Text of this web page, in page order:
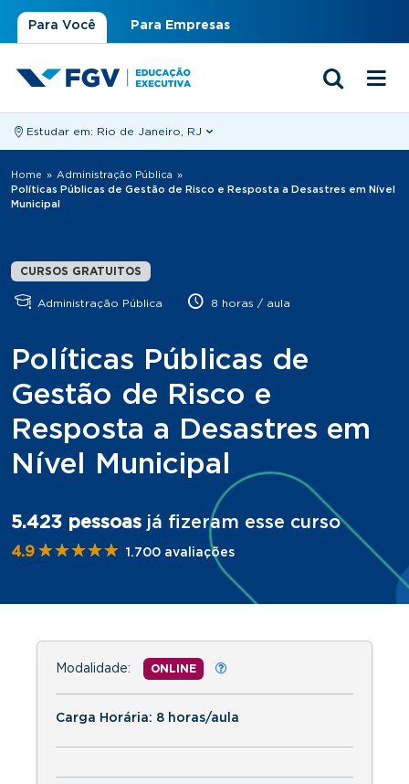
Para Você Para Empresas
Estudar em: Rio de Janeiro, RJ
Você está aqui
Home » Administração Pública
»
Políticas Públicas de Gestão de Risco e Resposta a Desastres em Nível
Municipal
CURSOS GRATUITOS
Administração Pública 8 horas / aula
Políticas Públicas de
Gestão de Risco e
Resposta a Desastres em
Nível Municipal
5.423 pessoas já fizeram esse curso
4.9 ★★★★★
★★★★★ 1.700 avaliações
Modalidade: ONLINE
Carga Horária: 8 horas/aula